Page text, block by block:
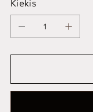
Kiekis